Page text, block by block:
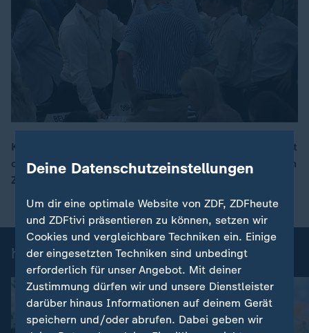
00:17
Kurz vor dem offiziellen Ende der Klimakonferenz sorgt
die Abschlusserklärung für Kritik: Sie beinhaltet keinen
Zeitplan zum Ausstieg aus fossilen Energieträgern.
heute-Nachrichten: Einzelbeiträge
Deine Datenschutzeinstellungen
Um dir eine optimale Website von ZDF, ZDFheute
und ZDFtivi präsentieren zu können, setzen wir
Cookies und vergleichbare Techniken ein. Einige
der eingesetzten Techniken sind unbedingt
erforderlich für unser Angebot. Mit deiner
Zustimmung dürfen wir und unsere Dienstleister
darüber hinaus Informationen auf deinem Gerät
speichern und/oder abrufen. Dabei geben wir